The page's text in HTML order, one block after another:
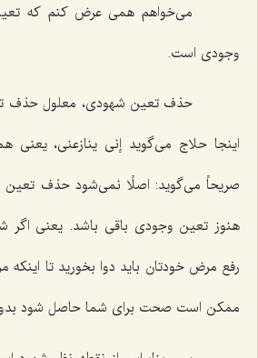
مى‌خواهم همى عرض كنم كه
وجودى است.
حذف تعین شهودى، معلول حذف
اینجا حلاج مى‌گوید إنى ینازعنى،
صریحاً مى‌گوید: اصلًا نمى‌شود حذف
هنوز تعین وجودى باقى باشد. یعنى اگر
رفع مرض خودتان باید دوا بخورید تا اینكه
ممكن است صحت براى شما حاصل شود بدون